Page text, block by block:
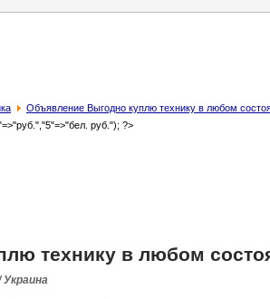
Объявление Выгодно куплю технику в любом
руб."); ?>
технику в любом
Украина